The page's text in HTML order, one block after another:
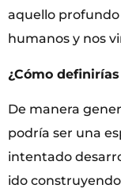
aquello
humanos y nos
¿Cómo
De manera
podría ser una
intentado
ido